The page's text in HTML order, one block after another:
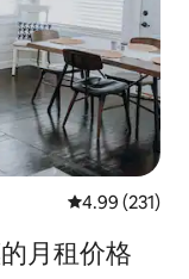
平均评分 4.99
4.99 (231)
月租价格